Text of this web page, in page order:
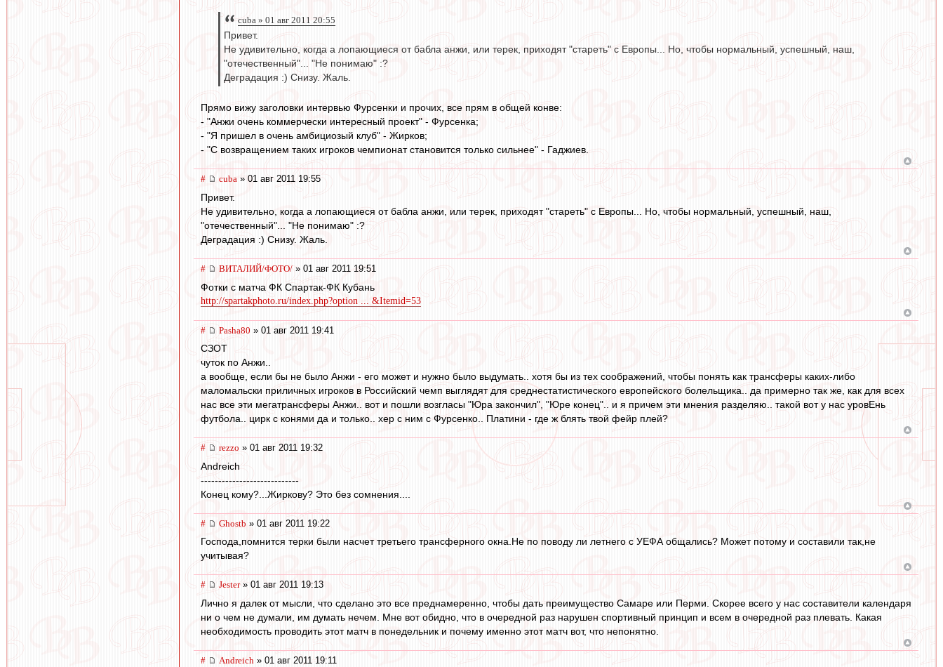
cuba » 01 авг 2011 20:55
Привет.
Не удивительно, когда а лопающиеся от бабла анжи, или терек, приходят "стареть" с Европы... Но, чтобы нормальный, успешный, наш,
"отечественный"... "Не понимаю" :?
Деградация :) Снизу. Жаль.
Прямо вижу заголовки интервью Фурсенки и прочих, все прям в общей конве:
- "Анжи очень коммерчески интересный проект" - Фурсенка;
- "Я пришел в очень амбициозый клуб" - Жирков;
- "С возвращением таких игроков чемпионат становится только сильнее" - Гаджиев.
# cuba » 01 авг 2011 19:55
Привет.
Не удивительно, когда а лопающиеся от бабла анжи, или терек, приходят "стареть" с Европы... Но, чтобы нормальный, успешный, наш,
"отечественный"... "Не понимаю" :?
Деградация :) Снизу. Жаль.
# ВИТАЛИЙ/ФОТО/ » 01 авг 2011 19:51
Фотки с матча ФК Спартак-ФК Кубань
http://spartakphoto.ru/index.php?option ... &Itemid=53
# Pasha80 » 01 авг 2011 19:41
СЗОТ
чуток по Анжи..
а вообще, если бы не было Анжи - его может и нужно было выдумать.. хотя бы из тех соображений, чтобы понять как трансферы каких-либо
маломальски приличных игроков в Российский чемп выглядят для среднестатистического европейского болельщика.. да примерно так же, как для всех
нас все эти мегатрансферы Анжи.. вот и пошли возгласы "Юра закончил", "Юре конец".. и я причем эти мнения разделяю.. такой вот у нас уровЕнь
футбола.. цирк с конями да и только.. хер с ним с Фурсенко.. Платини - где ж блять твой фейр плей?
# rezzo » 01 авг 2011 19:32
Andreich
----------------------------
Конец кому?...Жиркову? Это без сомнения....
# Ghostb » 01 авг 2011 19:22
Господа,помнится терки были насчет третьего трансферного окна.Не по поводу ли летнего с УЕФА общались? Может потому и составили так,не
учитывая?
# Jester» 01 авг 2011 19:13
Лично я далек от мысли, что сделано это все преднамеренно, чтобы дать преимущество Самаре или Перми. Скорее всего у нас составители календаря
ни о чем не думали, им думать нечем. Мне вот обидно, что в очередной раз нарушен спортивный принцип и всем в очередной раз плевать. Какая
необходимость проводить этот матч в понедельник и почему именно этот матч вот, что непонятно.
# Andreich » 01 авг 2011 19:11